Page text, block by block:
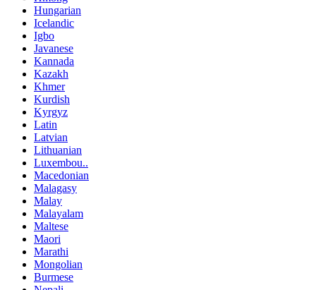
Hungarian
Icelandic
Igbo
Javanese
Kannada
Kazakh
Khmer
Kurdish
Kyrgyz
Latin
Latvian
Lithuanian
Luxembou..
Macedonian
Malagasy
Malay
Malayalam
Maltese
Maori
Marathi
Mongolian
Burmese